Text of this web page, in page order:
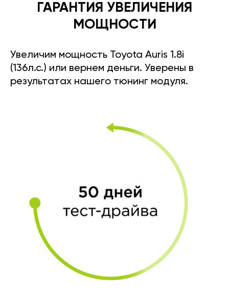
ГАРАНТИЯ УВЕЛИЧЕНИЯ
МОЩНОСТИ
Увеличим мощность Toyota Auris 1.8i
(136л.с.) или вернем деньги. Уверены в
результатах нашего тюнинг модуля.